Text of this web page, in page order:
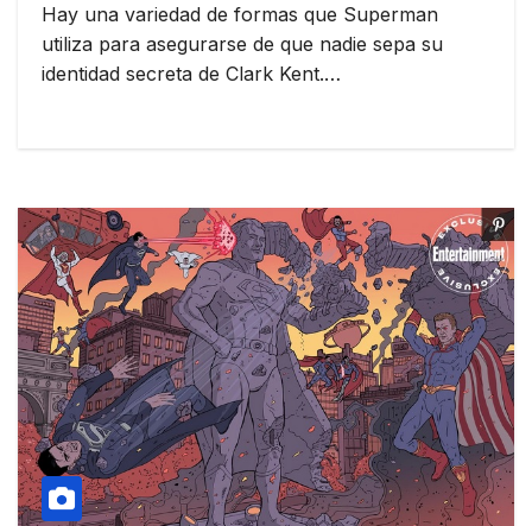
Hay una variedad de formas que Superman
utiliza para asegurarse de que nadie sepa su
identidad secreta de Clark Kent.…